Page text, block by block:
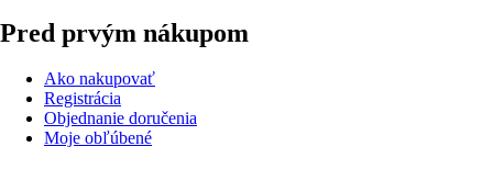
Pred prvým nákupom
Ako nakupovať
Registrácia
Objednanie doručenia
Moje obľúbené